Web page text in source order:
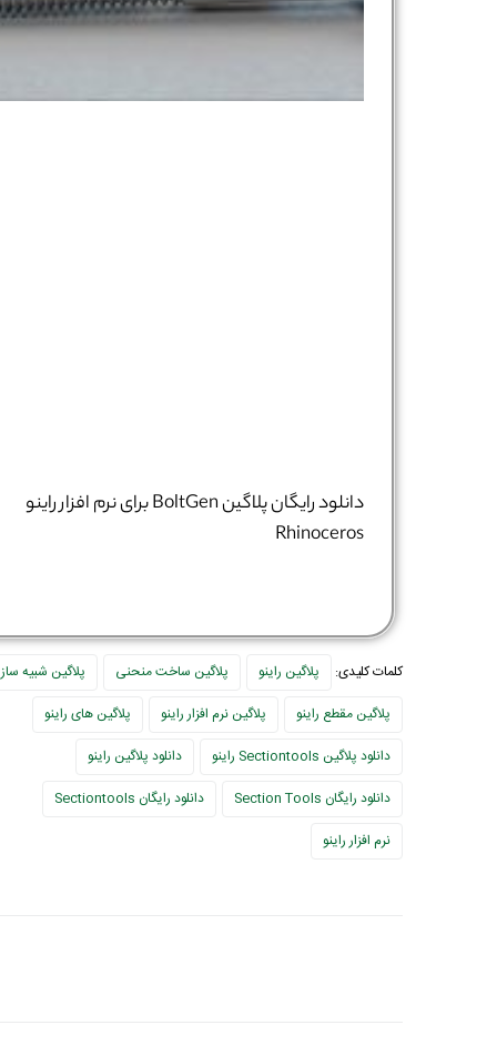
دانلود رایگان پلاگین BoltGen برای نرم افزار راینو
Rhinoceros
کلمات کلیدی: پلاگین راینو پلاگین ساخت منحنی
پلاگین شبیه
پلاگین مقطع راینو
پلاگین نرم افزار راینو
پلاگین های راینو
دانلود پلاگین Sectiontools راینو
دانلود پلاگین راینو
دانلود رایگان Section Tools
دانلود رایگان Sectiontools
نرم افزار راینو